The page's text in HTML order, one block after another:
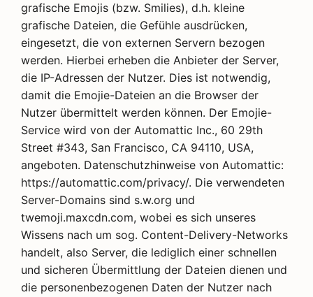
grafische Emojis (bzw. Smilies), d.h. kleine
grafische Dateien, die Gefühle ausdrücken,
eingesetzt, die von externen Servern bezogen
werden. Hierbei erheben die Anbieter der Server,
die IP-Adressen der Nutzer. Dies ist notwendig,
damit die Emojie-Dateien an die Browser der
Nutzer übermittelt werden können. Der Emojie-
Service wird von der Automattic Inc., 60 29th
Street #343, San Francisco, CA 94110, USA,
angeboten. Datenschutzhinweise von Automattic:
https://automattic.com/privacy/. Die verwendeten
Server-Domains sind s.w.org und
twemoji.maxcdn.com, wobei es sich unseres
Wissens nach um sog. Content-Delivery-Networks
handelt, also Server, die lediglich einer schnellen
und sicheren Übermittlung der Dateien dienen und
die personenbezogenen Daten der Nutzer nach